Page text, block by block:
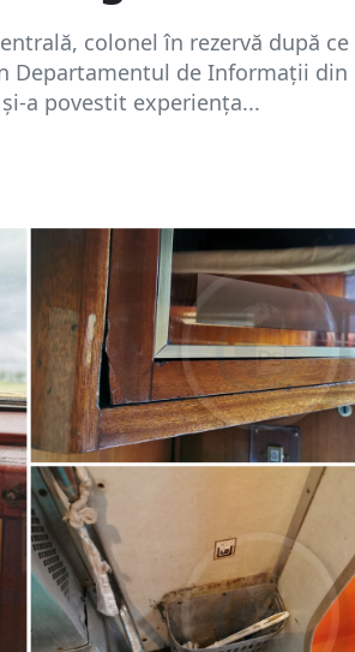
colonel în rezervă după ce
Departamentul de Informații din
a povestit experiența...